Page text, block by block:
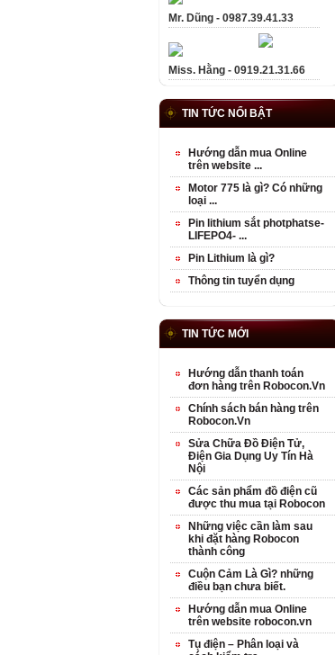
Mr. Dũng - 0987.39.41.33
Miss. Hằng - 0919.21.31.66
TIN TỨC NỔI BẬT
Hướng dẫn mua Online
trên website ...
Motor 775 là gì? Có những
loại ...
Pin lithium sắt photphatse-
LIFEPO4- ...
Pin Lithium là gì?
Thông tin tuyển dụng
TIN TỨC MỚI
Hướng dẫn thanh toán
đơn hàng trên Robocon.Vn
Chính sách bán hàng trên
Robocon.Vn
Sửa Chữa Đồ Điện Tử,
Điện Gia Dụng Uy Tín Hà
Nội
Các sản phẩm đồ điện cũ
được thu mua tại Robocon
Những việc cần làm sau
khi đặt hàng Robocon
thành công
Cuộn Cảm Là Gì? những
điều bạn chưa biết.
Hướng dẫn mua Online
trên website robocon.vn
Tụ điện – Phân loại và